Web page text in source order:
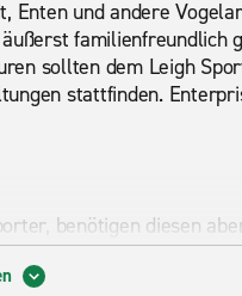
Enten und andere
familienfreundlich
sollten dem Leigh
stattfinden.
benötigen diesen
7200 Stationen eine
unserem